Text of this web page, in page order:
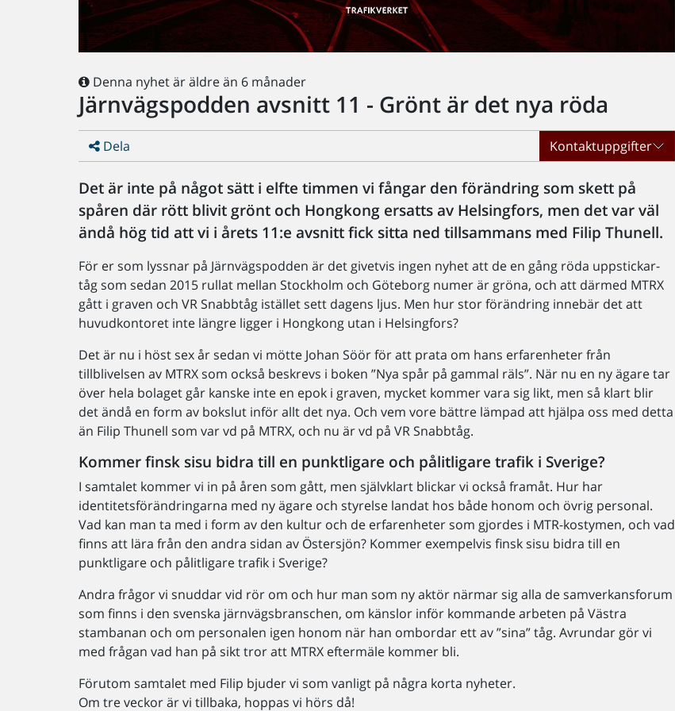
Denna nyhet är äldre än 6 månader
Järnvägspodden avsnitt 11 - Grönt är det nya röda
Dela Kontaktuppgifter
Det är inte på något sätt i elfte timmen vi fångar den förändring som skett på
spåren där rött blivit grönt och Hongkong ersatts av Helsingfors, men det var väl
ändå hög tid att vi i årets 11:e avsnitt fick sitta ned tillsammans med Filip Thunell.
För er som lyssnar på Järnvägspodden är det givetvis ingen nyhet att de en gång röda uppstickar-
tåg som sedan 2015 rullat mellan Stockholm och Göteborg numer är gröna, och att därmed MTRX
gått i graven och VR Snabbtåg istället sett dagens ljus. Men hur stor förändring innebär det att
huvudkontoret inte längre ligger i Hongkong utan i Helsingfors?
Det är nu i höst sex år sedan vi mötte Johan Söör för att prata om hans erfarenheter från
tillblivelsen av MTRX som också beskrevs i boken ”Nya spår på gammal räls”. När nu en ny ägare tar
över hela bolaget går kanske inte en epok i graven, mycket kommer vara sig likt, men så klart blir
det ändå en form av bokslut inför allt det nya. Och vem vore bättre lämpad att hjälpa oss med detta
än Filip Thunell som var vd på MTRX, och nu är vd på VR Snabbtåg.
Kommer finsk sisu bidra till en punktligare och pålitligare trafik i Sverige?
I samtalet kommer vi in på åren som gått, men självklart blickar vi också framåt. Hur har
identitetsförändringarna med ny ägare och styrelse landat hos både honom och övrig personal.
Vad kan man ta med i form av den kultur och de erfarenheter som gjordes i MTR-kostymen, och vad
finns att lära från den andra sidan av Östersjön? Kommer exempelvis finsk sisu bidra till en
punktligare och pålitligare trafik i Sverige?
Andra frågor vi snuddar vid rör om och hur man som ny aktör närmar sig alla de samverkansforum
som finns i den svenska järnvägsbranschen, om känslor inför kommande arbeten på Västra
stambanan och om personalen igen honom när han ombordar ett av ”sina” tåg. Avrundar gör vi
med frågan vad han på sikt tror att MTRX eftermäle kommer bli.
Förutom samtalet med Filip bjuder vi som vanligt på några korta nyheter.
Om tre veckor är vi tillbaka, hoppas vi hörs då!